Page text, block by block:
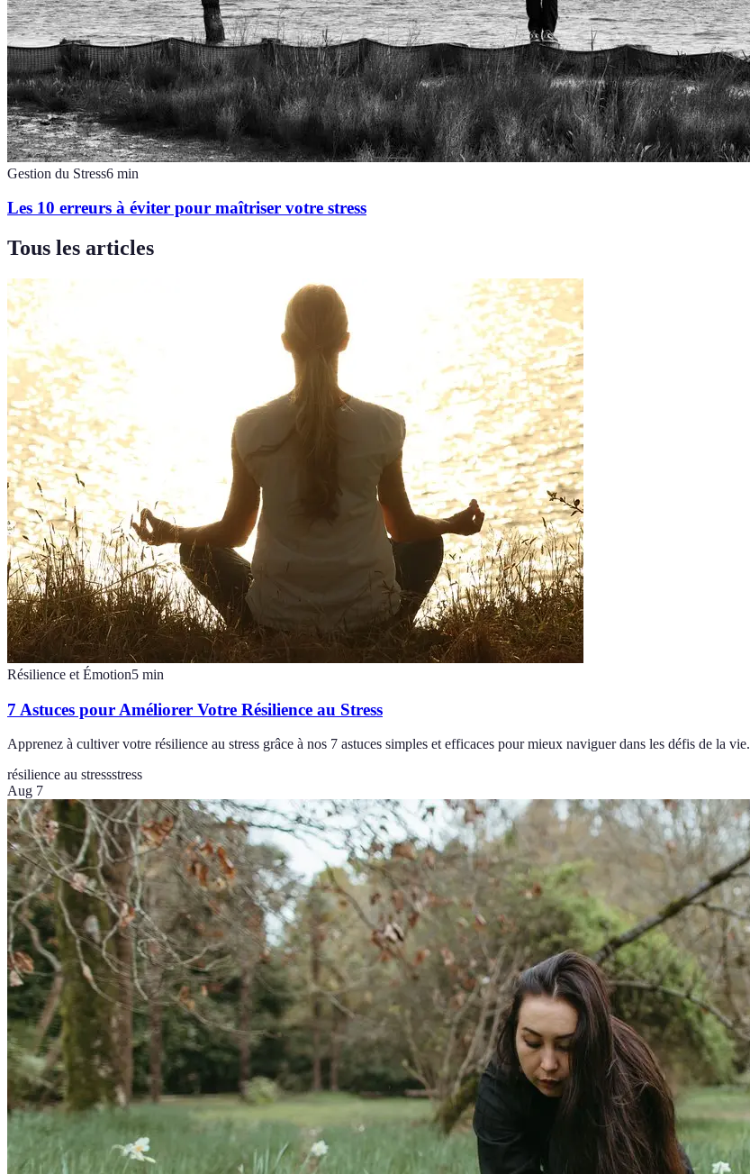
Gestion du Stress6 min
Les 10 erreurs à éviter pour maîtriser votre stress
Tous les articles
Résilience et Émotion5 min
7 Astuces pour Améliorer Votre Résilience au Stress
Apprenez à cultiver votre résilience au stress grâce à nos 7 astuces simples et efficaces pour mieux naviguer dans les défis de la vie.
résilience au stressstress
Aug 7